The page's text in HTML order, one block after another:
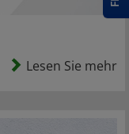
Lesen Sie mehr